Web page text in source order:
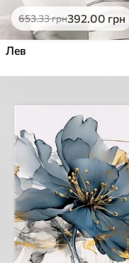
Еко-Преміум
.00грн
✓
✓
Екологічний матеріал
653.33грн392.00 грн
Лев